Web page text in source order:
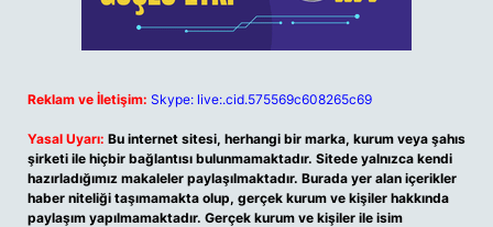
Reklam ve İletişim: Skype: live:.cid.575569c608265c69
Yasal Uyarı: Bu internet sitesi, herhangi bir marka, kurum veya şahıs
şirketi ile hiçbir bağlantısı bulunmamaktadır. Sitede yalnızca kendi
hazırladığımız makaleler paylaşılmaktadır. Burada yer alan içerikler
haber niteliği taşımamakta olup, gerçek kurum ve kişiler hakkında
paylaşım yapılmamaktadır. Gerçek kurum ve kişiler ile isim